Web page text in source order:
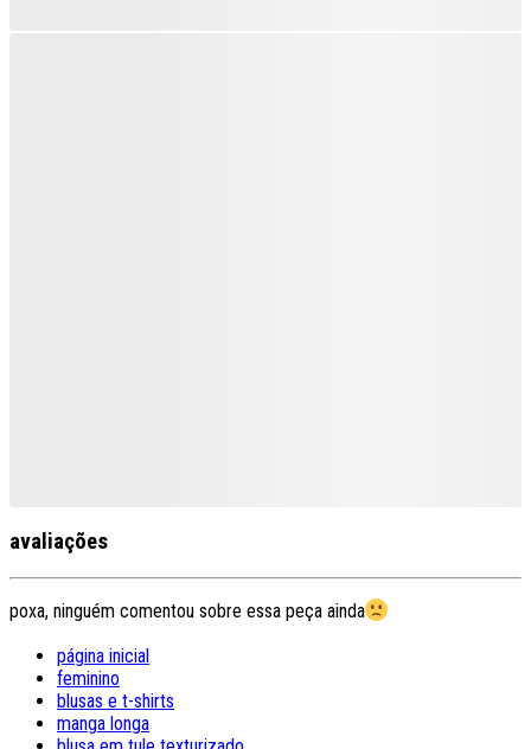
avaliações
poxa, ninguém comentou sobre essa peça ainda
página inicial
feminino
blusas e t-shirts
manga longa